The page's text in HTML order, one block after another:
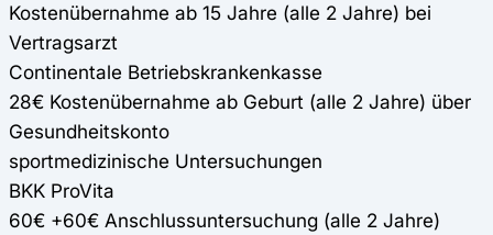
Kostenübernahme ab 15 Jahre (alle 2 Jahre) bei
Vertragsarzt
Continentale Betriebskrankenkasse
28€ Kostenübernahme ab Geburt (alle 2 Jahre) über
Gesundheitskonto
sportmedizinische Untersuchungen
BKK ProVita
60€ +60€ Anschlussuntersuchung (alle 2 Jahre)